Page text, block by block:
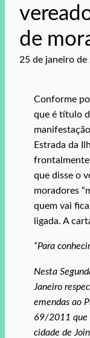
de
25 de janeiro de
Conforme
que é título
Estrada da
frontalmente
que disse o
moradores
quem vai
ligada. A
“Para
Nesta
Janeiro
emendas ao
69/2011 que
cidade de